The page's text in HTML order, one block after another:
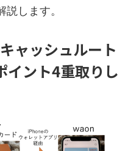
します。
ャッシュルート
イント4重取りし